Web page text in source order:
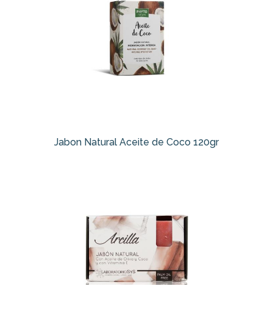
Jabon Natural Aceite de Coco 120gr